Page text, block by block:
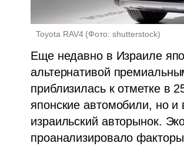
Toyota RAV4 (Фото: shutterstock)
Еще недавно в Израиле
альтернативой
приблизилась к отметке в
японские автомобили, но и
израильский авторынок.
проанализировало